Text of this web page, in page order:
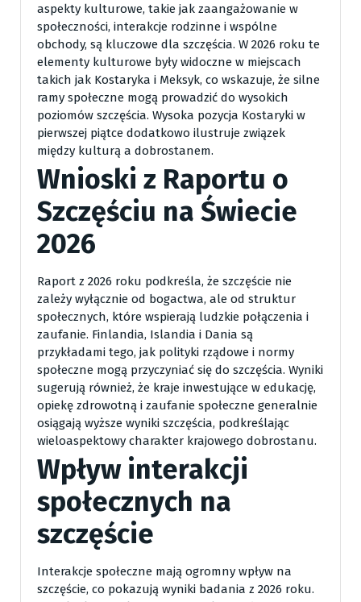
aspekty kulturowe, takie jak zaangażowanie w
społeczności, interakcje rodzinne i wspólne
obchody, są kluczowe dla szczęścia. W 2026 roku te
elementy kulturowe były widoczne w miejscach
takich jak Kostaryka i Meksyk, co wskazuje, że silne
ramy społeczne mogą prowadzić do wysokich
poziomów szczęścia. Wysoka pozycja Kostaryki w
pierwszej piątce dodatkowo ilustruje związek
między kulturą a dobrostanem.
Wnioski z Raportu o
Szczęściu na Świecie
2026
Raport z 2026 roku podkreśla, że szczęście nie
zależy wyłącznie od bogactwa, ale od struktur
społecznych, które wspierają ludzkie połączenia i
zaufanie. Finlandia, Islandia i Dania są
przykładami tego, jak polityki rządowe i normy
społeczne mogą przyczyniać się do szczęścia. Wyniki
sugerują również, że kraje inwestujące w edukację,
opiekę zdrowotną i zaufanie społeczne generalnie
osiągają wyższe wyniki szczęścia, podkreślając
wieloaspektowy charakter krajowego dobrostanu.
Wpływ interakcji
społecznych na
szczęście
Interakcje społeczne mają ogromny wpływ na
szczęście, co pokazują wyniki badania z 2026 roku.